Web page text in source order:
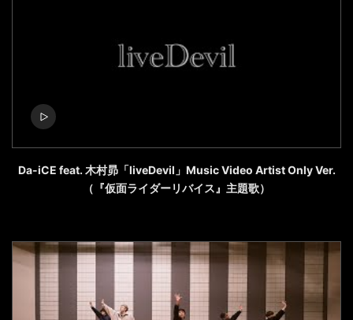
Da-iCE feat. 木村昴「liveDevil」Music Video Artist Only Ver.
（『仮面ライダーリバイス』主題歌）